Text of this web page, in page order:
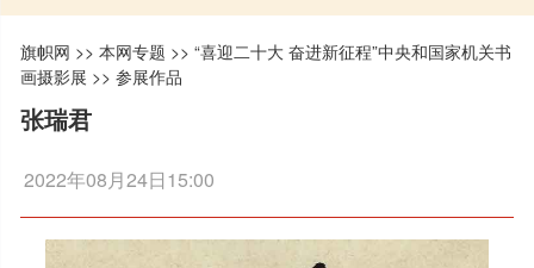
旗帜网 >>本网专题 >>“喜迎二十大 奋进新征程”中央和国家机关书
画摄影展 >>参展作品
张瑞君
2022年08月24日15:00